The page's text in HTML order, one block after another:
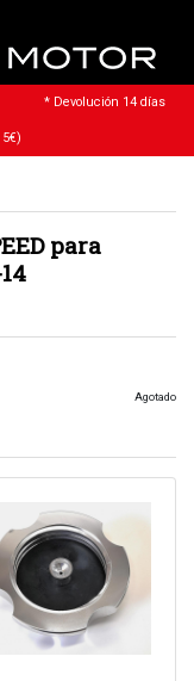
* Devolución 14 días
para
Agotado